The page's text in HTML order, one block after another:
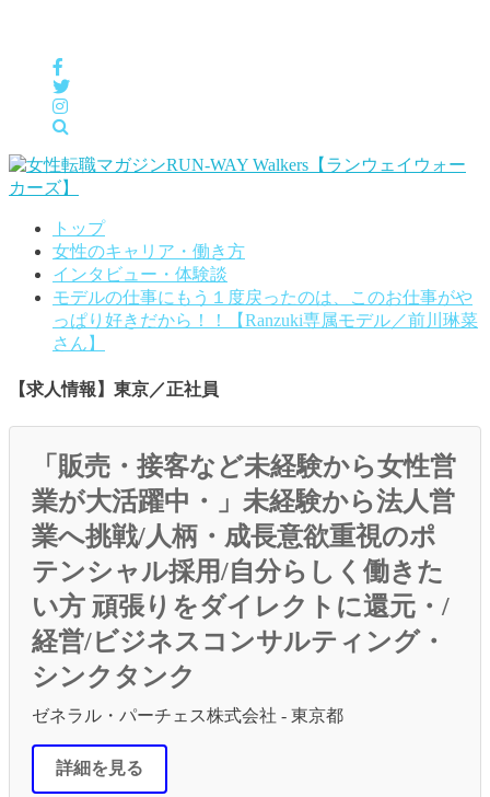
トップ
女性のキャリア・働き方
インタビュー・体験談
モデルの仕事にもう１度戻ったのは、このお仕事がや
っぱり好きだから！！【Ranzuki専属モデル／前川琳菜
さん】
【求人情報】東京／正社員
「販売・接客など未経験から女性営
業が大活躍中・」未経験から法人営
業へ挑戦/人柄・成長意欲重視のポ
テンシャル採用/自分らしく働きた
い方 頑張りをダイレクトに還元・/
経営/ビジネスコンサルティング・
シンクタンク
ゼネラル・パーチェス株式会社 - 東京都
詳細を見る